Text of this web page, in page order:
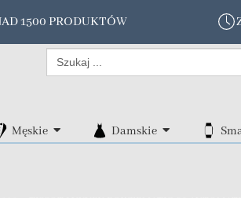
1500 PRODUKTÓW
Search
for:
Męskie Damskie